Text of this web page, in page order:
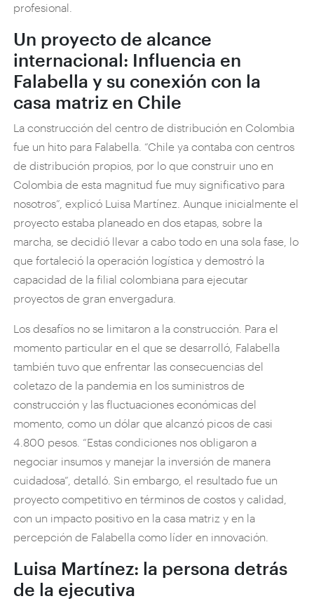
profesional.
Un proyecto de alcance
internacional: Influencia en
Falabella y su conexión con la
casa matriz en Chile
La construcción del centro de distribución en Colombia
fue un hito para Falabella. “Chile ya contaba con centros
de distribución propios, por lo que construir uno en
Colombia de esta magnitud fue muy significativo para
nosotros”, explicó Luisa Martínez. Aunque inicialmente el
proyecto estaba planeado en dos etapas, sobre la
marcha, se decidió llevar a cabo todo en una sola fase, lo
que fortaleció la operación logística y demostró la
capacidad de la filial colombiana para ejecutar
proyectos de gran envergadura.
Los desafíos no se limitaron a la construcción. Para el
momento particular en el que se desarrolló, Falabella
también tuvo que enfrentar las consecuencias del
coletazo de la pandemia en los suministros de
construcción y las fluctuaciones económicas del
momento, como un dólar que alcanzó picos de casi
4.800 pesos. “Estas condiciones nos obligaron a
negociar insumos y manejar la inversión de manera
cuidadosa”, detalló. Sin embargo, el resultado fue un
proyecto competitivo en términos de costos y calidad,
con un impacto positivo en la casa matriz y en la
percepción de Falabella como líder en innovación.
Luisa Martínez: la persona detrás
de la ejecutiva